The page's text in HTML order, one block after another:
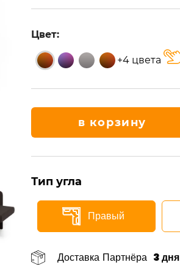
Цвет:
+4 цвета
в корзину
Тип угла
Правый
Доставка Партнёра 3 дня